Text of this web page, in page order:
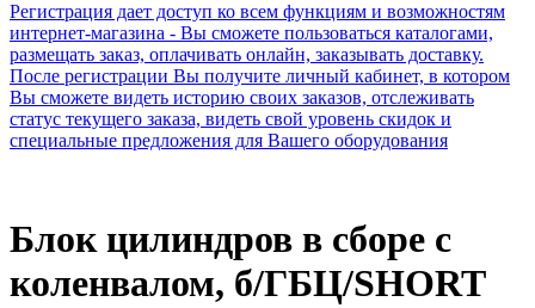
Регистрация дает доступ ко всем функциям и возможностям
интернет-магазина - Вы сможете пользоваться каталогами,
размещать заказ, оплачивать онлайн, заказывать доставку.
После регистрации Вы получите личный кабинет, в котором
Вы сможете видеть историю своих заказов, отслеживать
статус текущего заказа, видеть свой уровень скидок и
специальные предложения для Вашего оборудования
Блок цилиндров в сборе с
коленвалом, б/ГБЦ/SHORT